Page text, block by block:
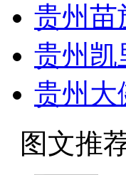
贵州苗
贵州凯
贵州大
图文推